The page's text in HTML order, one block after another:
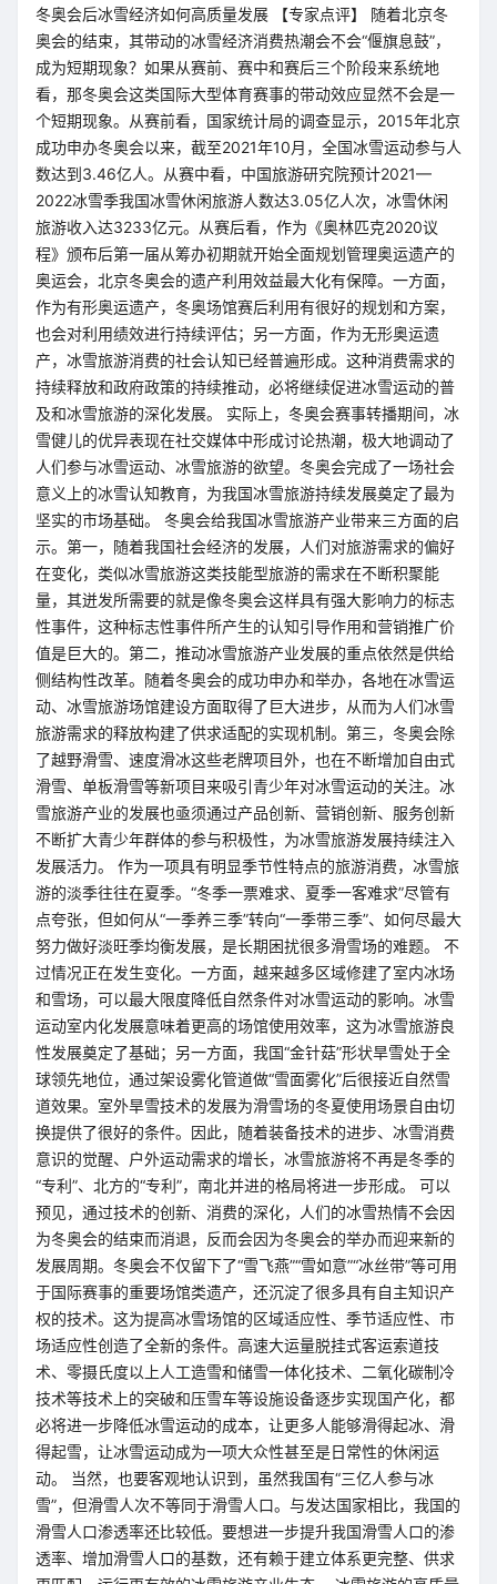
冬奥会后冰雪经济如何高质量发展 【专家点评】 随着北京冬
奥会的结束，其带动的冰雪经济消费热潮会不会“偃旗息鼓”，
成为短期现象？如果从赛前、赛中和赛后三个阶段来系统地
看，那冬奥会这类国际大型体育赛事的带动效应显然不会是一
个短期现象。从赛前看，国家统计局的调查显示，2015年北京
成功申办冬奥会以来，截至2021年10月，全国冰雪运动参与人
数达到3.46亿人。从赛中看，中国旅游研究院预计2021—
2022冰雪季我国冰雪休闲旅游人数达3.05亿人次，冰雪休闲
旅游收入达3233亿元。从赛后看，作为《奥林匹克2020议
程》颁布后第一届从筹办初期就开始全面规划管理奥运遗产的
奥运会，北京冬奥会的遗产利用效益最大化有保障。一方面，
作为有形奥运遗产，冬奥场馆赛后利用有很好的规划和方案，
也会对利用绩效进行持续评估；另一方面，作为无形奥运遗
产，冰雪旅游消费的社会认知已经普遍形成。这种消费需求的
持续释放和政府政策的持续推动，必将继续促进冰雪运动的普
及和冰雪旅游的深化发展。 实际上，冬奥会赛事转播期间，冰
雪健儿的优异表现在社交媒体中形成讨论热潮，极大地调动了
人们参与冰雪运动、冰雪旅游的欲望。冬奥会完成了一场社会
意义上的冰雪认知教育，为我国冰雪旅游持续发展奠定了最为
坚实的市场基础。 冬奥会给我国冰雪旅游产业带来三方面的启
示。第一，随着我国社会经济的发展，人们对旅游需求的偏好
在变化，类似冰雪旅游这类技能型旅游的需求在不断积聚能
量，其迸发所需要的就是像冬奥会这样具有强大影响力的标志
性事件，这种标志性事件所产生的认知引导作用和营销推广价
值是巨大的。第二，推动冰雪旅游产业发展的重点依然是供给
侧结构性改革。随着冬奥会的成功申办和举办，各地在冰雪运
动、冰雪旅游场馆建设方面取得了巨大进步，从而为人们冰雪
旅游需求的释放构建了供求适配的实现机制。第三，冬奥会除
了越野滑雪、速度滑冰这些老牌项目外，也在不断增加自由式
滑雪、单板滑雪等新项目来吸引青少年对冰雪运动的关注。冰
雪旅游产业的发展也亟须通过产品创新、营销创新、服务创新
不断扩大青少年群体的参与积极性，为冰雪旅游发展持续注入
发展活力。 作为一项具有明显季节性特点的旅游消费，冰雪旅
游的淡季往往在夏季。“冬季一票难求、夏季一客难求”尽管有
点夸张，但如何从“一季养三季”转向“一季带三季”、如何尽最大
努力做好淡旺季均衡发展，是长期困扰很多滑雪场的难题。 不
过情况正在发生变化。一方面，越来越多区域修建了室内冰场
和雪场，可以最大限度降低自然条件对冰雪运动的影响。冰雪
运动室内化发展意味着更高的场馆使用效率，这为冰雪旅游良
性发展奠定了基础；另一方面，我国“金针菇”形状旱雪处于全
球领先地位，通过架设雾化管道做“雪面雾化”后很接近自然雪
道效果。室外旱雪技术的发展为滑雪场的冬夏使用场景自由切
换提供了很好的条件。因此，随着装备技术的进步、冰雪消费
意识的觉醒、户外运动需求的增长，冰雪旅游将不再是冬季的
“专利”、北方的“专利”，南北并进的格局将进一步形成。 可以
预见，通过技术的创新、消费的深化，人们的冰雪热情不会因
为冬奥会的结束而消退，反而会因为冬奥会的举办而迎来新的
发展周期。冬奥会不仅留下了“雪飞燕”“雪如意”“冰丝带”等可用
于国际赛事的重要场馆类遗产，还沉淀了很多具有自主知识产
权的技术。这为提高冰雪场馆的区域适应性、季节适应性、市
场适应性创造了全新的条件。高速大运量脱挂式客运索道技
术、零摄氏度以上人工造雪和储雪一体化技术、二氧化碳制冷
技术等技术上的突破和压雪车等设施设备逐步实现国产化，都
必将进一步降低冰雪运动的成本，让更多人能够滑得起冰、滑
得起雪，让冰雪运动成为一项大众性甚至是日常性的休闲运
动。 当然，也要客观地认识到，虽然我国有“三亿人参与冰
雪”，但滑雪人次不等同于滑雪人口。与发达国家相比，我国的
滑雪人口渗透率还比较低。要想进一步提升我国滑雪人口的渗
透率、增加滑雪人口的基数，还有赖于建立体系更完整、供求